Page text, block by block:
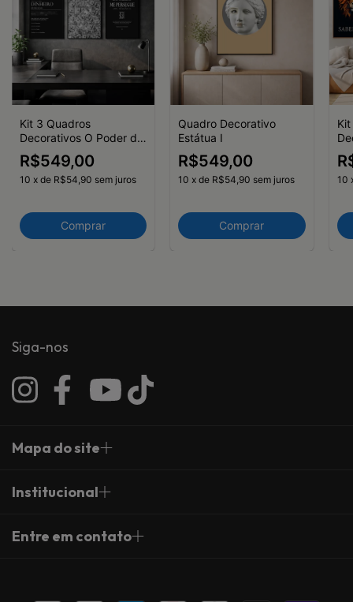
Kit 3 Quadros
Decorativos O Poder do
Dinheiro Notas Dinheiro
Dolar
R$549,00
10 x de R$54,90 sem juros
Comprar
Quadro Decorativo
Estátua I
R$549,00
10 xde R$54,90 sem juros
Comprar
10
Siga-nos
Mapa do site
Institucional
Entre em contato